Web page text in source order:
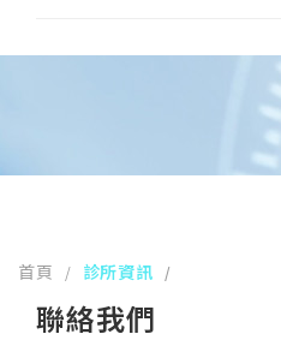
首頁 / 診所資訊 /
聯絡我們